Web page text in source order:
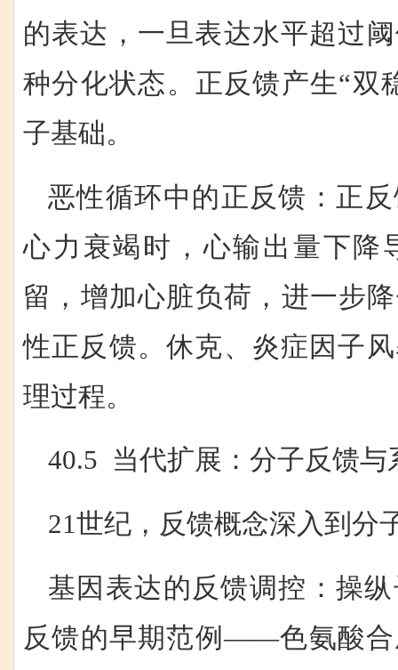
的表达，一旦表达水平超过
种分化状态。正反馈产生“双
子基础。
恶性循环中的正反馈：正
心力衰竭时，心输出量下降
留，增加心脏负荷，进一步
性正反馈。休克、炎症因子
理过程。
40.5 当代扩展：分子反馈与
21世纪，反馈概念深入到分
基因表达的反馈调控：操
反馈的早期范例——色氨酸合